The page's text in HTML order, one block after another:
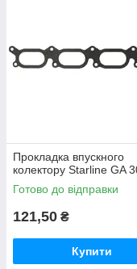
Прокладка впускного
колектору Starline GA
Готово до відправки
121,50 ₴
Купити